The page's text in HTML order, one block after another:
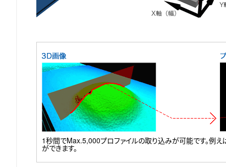
1秒間でMax.5,000プロファイルの取り込みが可能です。例
ができます。